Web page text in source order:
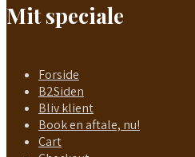
Mit speciale
Forside
B2Siden
Bliv klient
Book en aftale, nu!
Cart